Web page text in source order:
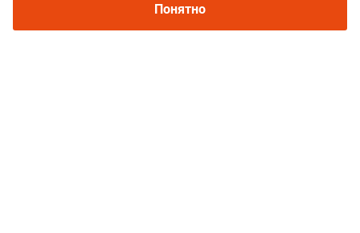
Понятно